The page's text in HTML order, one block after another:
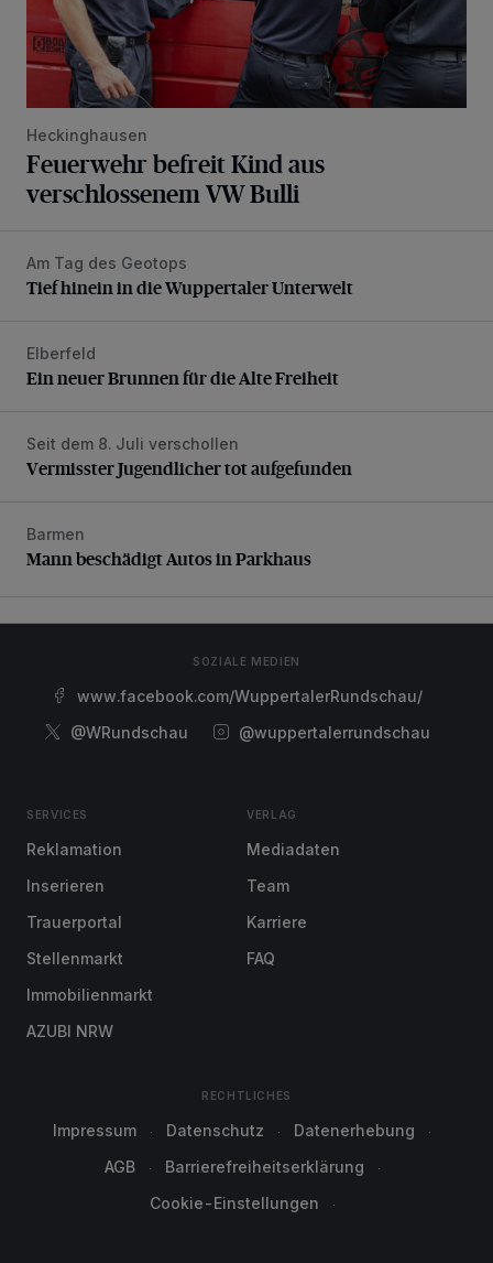
Heckinghausen
Feuerwehr befreit Kind aus
verschlossenem VW Bulli
Tief hinein in die Wuppertaler Unterwelt
Am Tag des Geotops
Tief hinein in die Wuppertaler Unterwelt
Ein neuer Brunnen für die Alte Freiheit
Elberfeld
Ein neuer Brunnen für die Alte Freiheit
Vermisster Jugendlicher tot aufgefunden
Seit dem 8. Juli verschollen
Vermisster Jugendlicher tot aufgefunden
Mann beschädigt Autos in Parkhaus
Barmen
Mann beschädigt Autos in Parkhaus
SOZIALE MEDIEN
www.facebook.com/WuppertalerRundschau/
@WRundschau
@wuppertalerrundschau
SERVICES
Reklamation
Inserieren
Trauerportal
Stellenmarkt
Immobilienmarkt
AZUBI NRW
VERLAG
Mediadaten
Team
Karriere
FAQ
RECHTLICHES
Impressum Datenschutz
Datenerhebung
AGB
Barrierefreiheitserklärung
Cookie-Einstellungen